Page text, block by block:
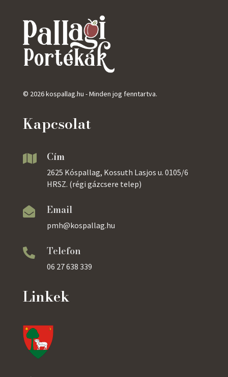
© 2026 kospallag.hu - Minden jog fenntartva.
Kapcsolat
 Cím
2625 Kóspallag, Kossuth Lasjos u. 0105/6
HRSZ. (régi gázcsere telep)
 Email
pmh@kospallag.hu
 Telefon
06 27 638 339
Linkek